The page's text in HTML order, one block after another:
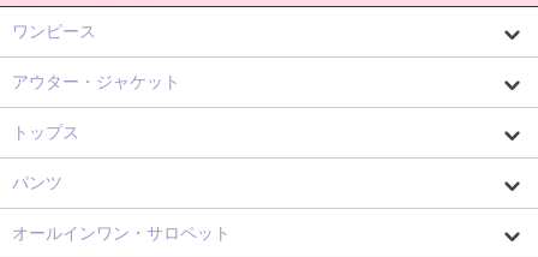
ワンピース
アウター・ジャケット
トップス
パンツ
オールインワン・サロペット